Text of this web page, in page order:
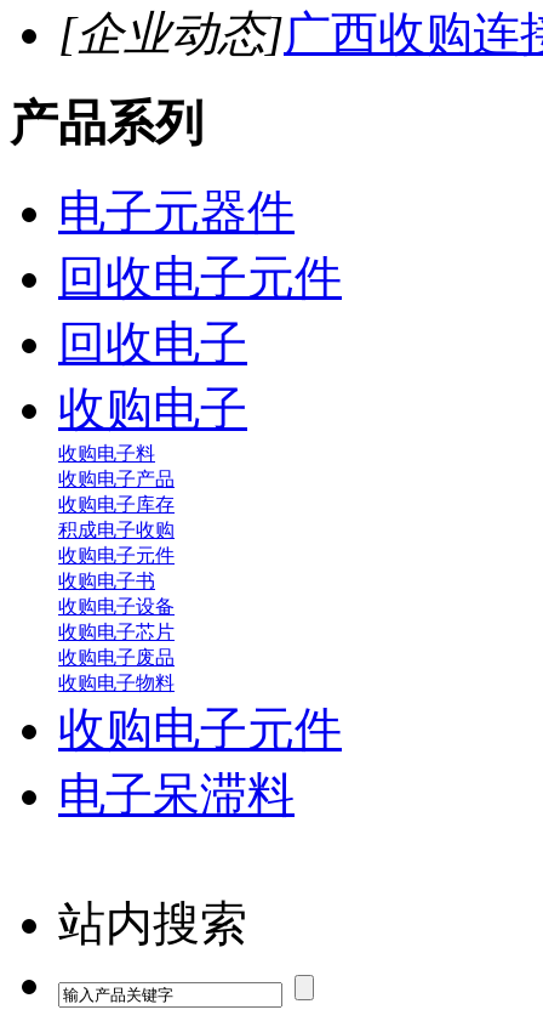
[企业动态]广西收购连
产品系列
电子元器件
回收电子元件
回收电子
收购电子
收购电子料
收购电子产品
收购电子库存
积成电子收购
收购电子元件
收购电子书
收购电子设备
收购电子芯片
收购电子废品
收购电子物料
收购电子元件
电子呆滞料
站内搜索